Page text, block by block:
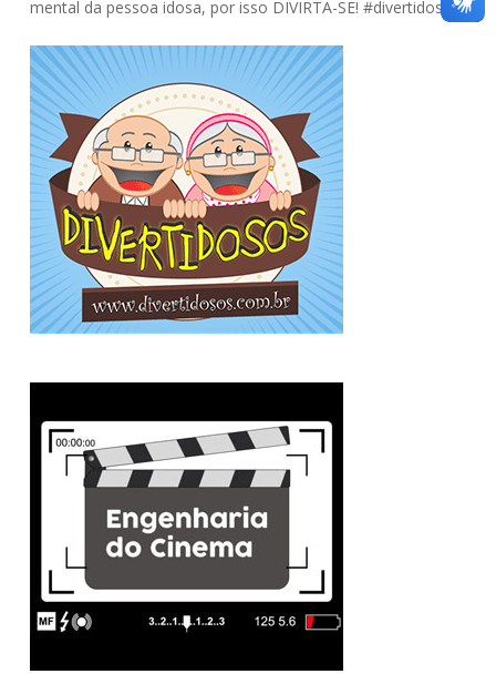
mental da pessoa idosa, por isso DIVIRTA-SE! #divertidosos